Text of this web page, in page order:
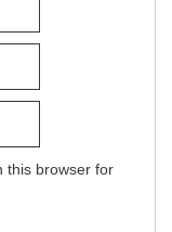
this browser for